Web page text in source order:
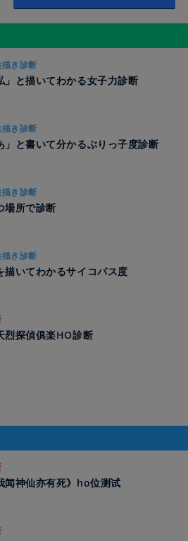
描き診断
」と描いてわかる女子力診断
描き診断
」と書いて分かるぶりっ子度診断
描き診断
場所で診断
描き診断
描いてわかるサイコパス度
烈探偵俱楽HO診断
闻神仙亦有死》ho位测试